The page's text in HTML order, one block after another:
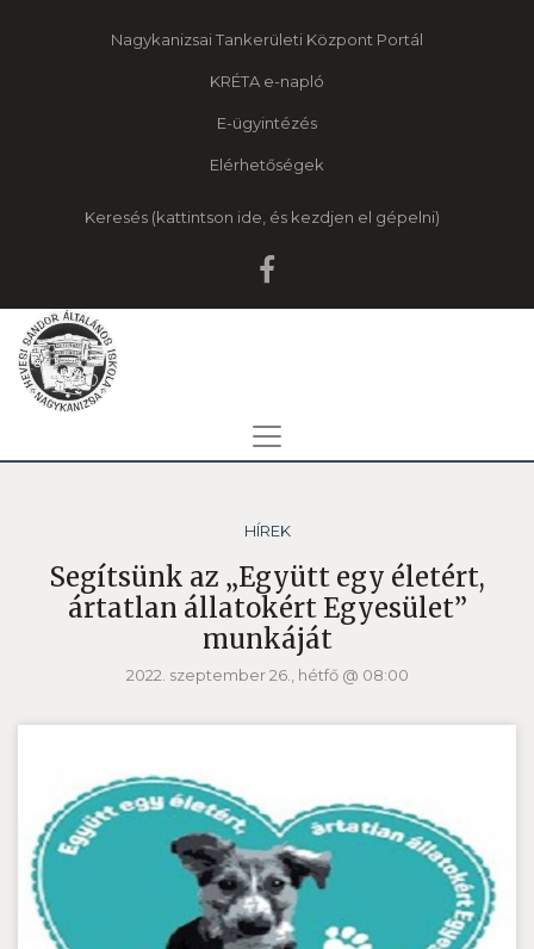
Nagykanizsai Tankerületi Központ Portál
KRÉTA e-napló
E-ügyintézés
Elérhetőségek
Keresés
HÍREK
Segítsünk az „Együtt egy életért,
ártatlan állatokért Egyesület”
munkáját
2022. szeptember 26., hétfő @ 08:00